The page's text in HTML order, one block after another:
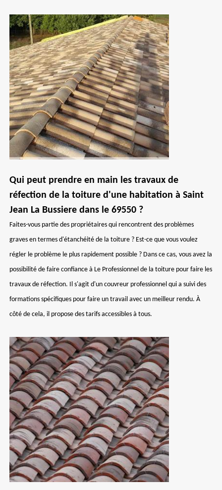
Qui peut prendre en main les travaux de
réfection de la toiture d'une habitation à Saint
Jean La Bussiere dans le 69550 ?
Faites-vous partie des propriétaires qui rencontrent des problèmes
graves en termes d'étanchéité de la toiture ? Est-ce que vous voulez
régler le problème le plus rapidement possible ? Dans ce cas, vous avez la
possibilité de faire confiance à Le Professionnel de la toiture pour faire les
travaux de réfection. Il s'agit d'un couvreur professionnel qui a suivi des
formations spécifiques pour faire un travail avec un meilleur rendu. À
côté de cela, il propose des tarifs accessibles à tous.